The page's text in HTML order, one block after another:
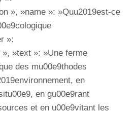
», »name »: »Quu2019est-ce
»:
»text »: »Une ferme
des mu00e9thodes
en
en gu00e9rant
et en u00e9vitant les